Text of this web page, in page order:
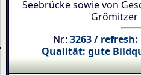
Seebrücke sowie von
Grömitzer
Nr.: 3263 / refresh:
Qualität: gute